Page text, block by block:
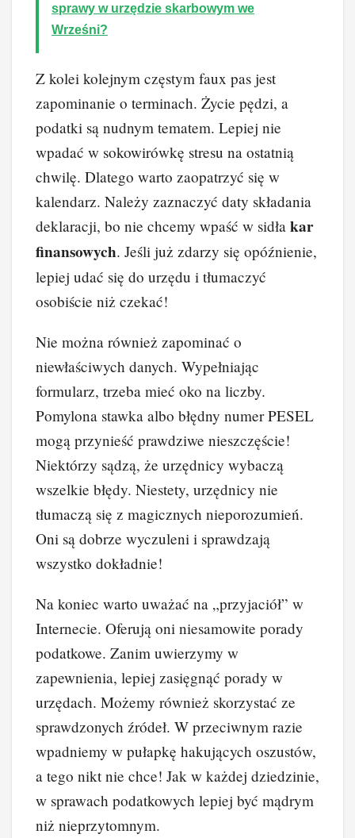
sprawy w urzędzie skarbowym we
Wrześni?
Z kolei kolejnym częstym faux pas jest
zapominanie o terminach. Życie pędzi, a
podatki są nudnym tematem. Lepiej nie
wpadać w sokowirówkę stresu na ostatnią
chwilę. Dlatego warto zaopatrzyć się w
kalendarz. Należy zaznaczyć daty składania
deklaracji, bo nie chcemy wpaść w sidła kar
finansowych. Jeśli już zdarzy się opóźnienie,
lepiej udać się do urzędu i tłumaczyć
osobiście niż czekać!
Nie można również zapominać o
niewłaściwych danych. Wypełniając
formularz, trzeba mieć oko na liczby.
Pomylona stawka albo błędny numer PESEL
mogą przynieść prawdziwe nieszczęście!
Niektórzy sądzą, że urzędnicy wybaczą
wszelkie błędy. Niestety, urzędnicy nie
tłumaczą się z magicznych nieporozumień.
Oni są dobrze wyczuleni i sprawdzają
wszystko dokładnie!
Na koniec warto uważać na „przyjaciół” w
Internecie. Oferują oni niesamowite porady
podatkowe. Zanim uwierzymy w
zapewnienia, lepiej zasięgnąć porady w
urzędach. Możemy również skorzystać ze
sprawdzonych źródeł. W przeciwnym razie
wpadniemy w pułapkę hakujących oszustów,
a tego nikt nie chce! Jak w każdej dziedzinie,
w sprawach podatkowych lepiej być mądrym
niż nieprzytomnym.